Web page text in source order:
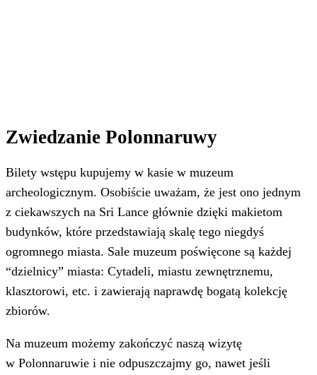
Zwiedzanie Polonnaruwy
Bilety wstępu kupujemy w kasie w muzeum
archeologicznym. Osobiście uważam, że jest ono jednym
z ciekawszych na Sri Lance głównie dzięki makietom
budynków, które przedstawiają skalę tego niegdyś
ogromnego miasta. Sale muzeum poświęcone są każdej
“dzielnicy” miasta: Cytadeli, miastu zewnętrznemu,
klasztorowi, etc. i zawierają naprawdę bogatą kolekcję
zbiorów.
Na muzeum możemy zakończyć naszą wizytę
w Polonnaruwie i nie odpuszczajmy go, nawet jeśli